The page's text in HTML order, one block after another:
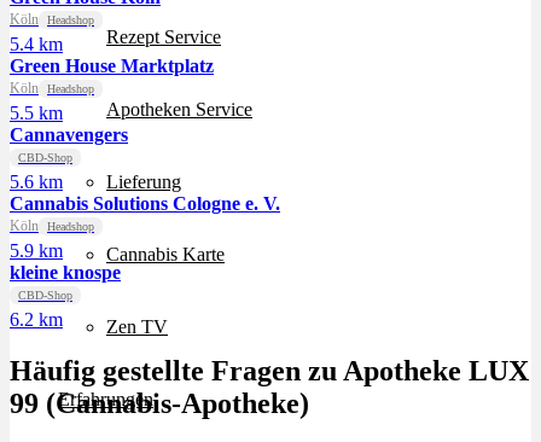
Rezept Service
Apotheken Service
Lieferung
Cannabis Karte
Zen TV
Erfahrungen
Köln Headshop
5.4 km
Green House Marktplatz
Köln Headshop
5.5 km
Cannavengers
CBD-Shop
5.6 km
Cannabis Solutions Cologne e. V.
Köln Headshop
5.9 km
kleine knospe
CBD-Shop
6.2 km
Häufig gestellte Fragen zu Apotheke LUX
99 (Cannabis-Apotheke)